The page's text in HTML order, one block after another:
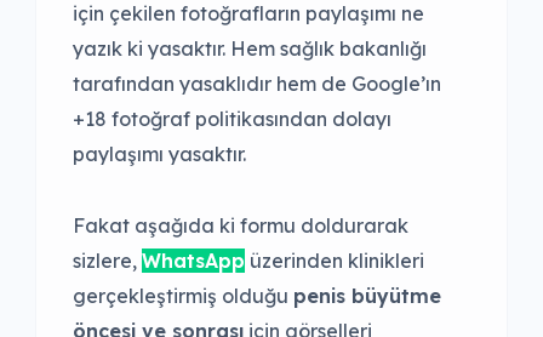
için çekilen fotoğrafların paylaşımı ne
yazık ki yasaktır. Hem sağlık bakanlığı
tarafından yasaklıdır hem de Google’ın
+18 fotoğraf politikasından dolayı
paylaşımı yasaktır.
Fakat aşağıda ki formu doldurarak
sizlere, WhatsApp üzerinden klinikleri
gerçekleştirmiş olduğu penis büyütme
öncesi ve sonrası için görselleri